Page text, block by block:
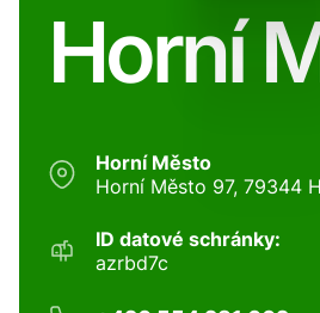
Horní
Horní Město
Horní Město 97, 79344
ID datové schránky:
azrbd7c